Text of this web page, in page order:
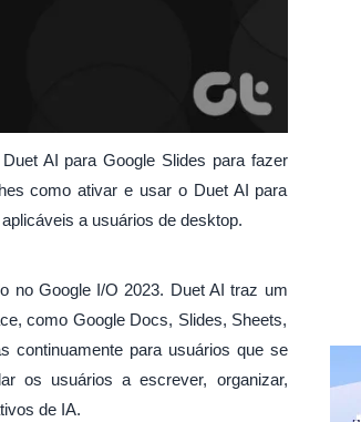
AI para Google Slides para fazer
como ativar e usar o Duet AI para
​​a usuários de desktop.
no Google I/O 2023. Duet AI traz um
como Google Docs, Slides, Sheets,
continuamente para usuários que se
os usuários a escrever, organizar,
de IA.